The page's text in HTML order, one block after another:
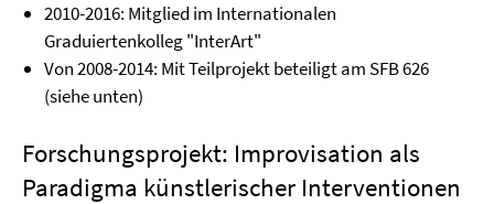
2010-2016: Mitglied im Internationalen
Graduiertenkolleg "InterArt"
Von 2008-2014: Mit Teilprojekt beteiligt am SFB 626
(siehe unten)
Forschungsprojekt: Improvisation als
Paradigma künstlerischer Inter­ventionen